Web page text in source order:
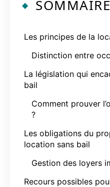
SOMMAIRE
Les principes de la
Distinction entre
La législation qui
bail
Comment prouver
?
Les obligations du
location sans bail
Gestion des loyers
Recours possibles